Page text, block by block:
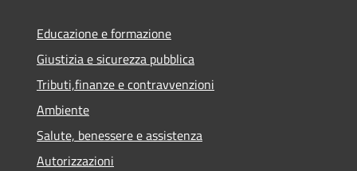
Educazione e formazione
Giustizia e sicurezza pubblica
Tributi,finanze e contravvenzioni
Ambiente
Salute, benessere e assistenza
Autorizzazioni